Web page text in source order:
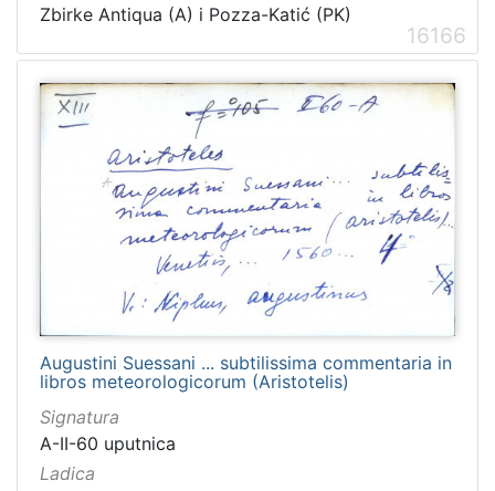
Zbirke Antiqua (A) i Pozza-Katić (PK)
16166
Augustini Suessani ... subtilissima commentaria in
libros meteorologicorum (Aristotelis)
Signatura
A-II-60 uputnica
Ladica